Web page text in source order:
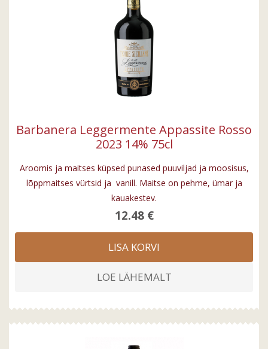
Barbanera Leggermente Appassite Rosso
2023 14% 75cl
Aroomis ja maitses küpsed punased puuviljad ja moosisus,
lõppmaitses vürtsid ja vanill. Maitse on pehme, ümar ja
kauakestev.
12.48 €
LISA KORVI
LOE LÄHEMALT